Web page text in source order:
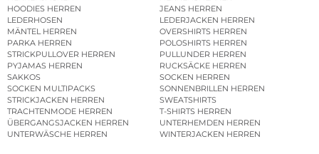
HOODIES HERREN
JEANS HERREN
LEDERHOSEN
LEDERJACKEN HERREN
MÄNTEL HERREN
OVERSHIRTS HERREN
PARKA HERREN
POLOSHIRTS HERREN
STRICKPULLOVER HERREN
PULLUNDER HERREN
PYJAMAS HERREN
RUCKSÄCKE HERREN
SAKKOS
SOCKEN HERREN
SOCKEN MULTIPACKS
SONNENBRILLEN HERREN
STRICKJACKEN HERREN
SWEATSHIRTS
TRACHTENMODE HERREN
T-SHIRTS HERREN
ÜBERGANGSJACKEN HERREN
UNTERHEMDEN HERREN
UNTERWÄSCHE HERREN
WINTERJACKEN HERREN